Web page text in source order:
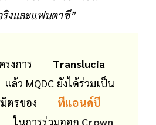
ริงและแฟนตาซี”
งการ
Translucia
แล้ว MQDC ยังได้ร่วมเป็น
ตรของ
ทีแอนด์บี
ในการร่วมออก Crown